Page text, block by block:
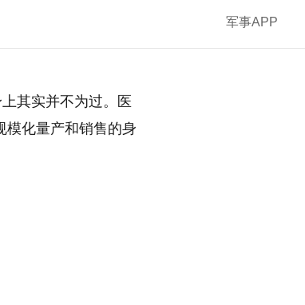
军事APP
其实并不为过。医
模化量产和销售的身